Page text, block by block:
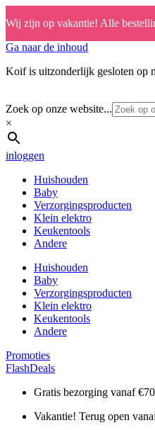
Wij zijn op vakantie! Alle
Ga naar de inhoud
Koif is uitzonderlijk gesloten op
Zoek op onze website...
×
inloggen
Huishouden
Baby
Verzorgingsproducten
Klein elektro
Keukentools
Andere
Huishouden
Baby
Verzorgingsproducten
Klein elektro
Keukentools
Andere
Promoties
FlashDeals
Gratis bezorging vanaf €70
Vakantie! Terug open